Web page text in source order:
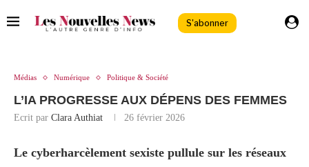
S'abonner
Médias Numérique Politique & Société
L’IA PROGRESSE AUX DÉPENS DES FEMMES
Ecrit par Clara Authiat 26 février 2026
Le cyberharcèlement sexiste pullule sur les réseaux